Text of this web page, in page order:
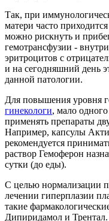
Так, при
матери часто
можно рискнуть и
гемотрансфузии -
эритроцитов с
и на сегодняшний день
данной патологии.
Для повышения уровня
гинекологи, мало
применять препараты
Например, капсулы
рекомендуется
раствор Гемоферон
сутки (до еды).
С целью нормализации
лечении гиперплазии
такие
Дипиридамол и